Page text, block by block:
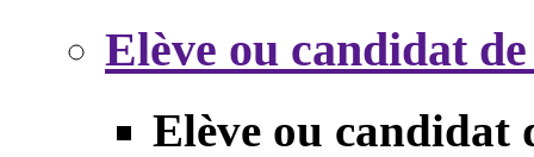
Elève ou candidat
Elève ou candidat